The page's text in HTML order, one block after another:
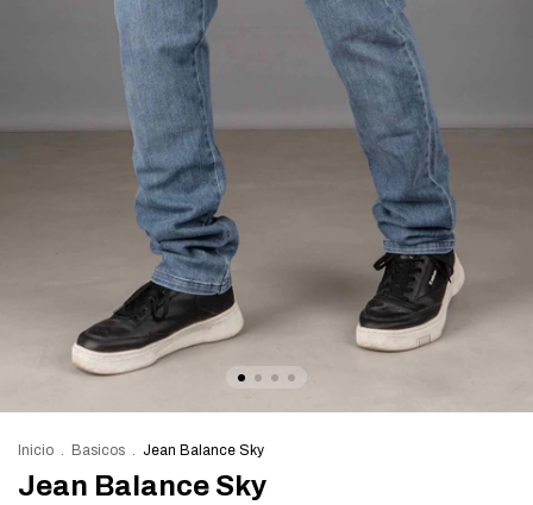
Inicio . Basicos . Jean Balance Sky
Jean Balance Sky